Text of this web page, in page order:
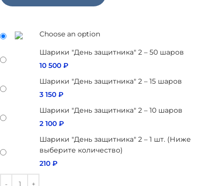
Choose an option
Шарики "День защитника" 2 – 50 шаров
10 500 ₽
Шарики "День защитника" 2 – 15 шаров
3 150 ₽
Шарики "День защитника" 2 – 10 шаров
2 100 ₽
Шарики "День защитника" 2 – 1 шт. (Ниже
выберите количество)
210 ₽